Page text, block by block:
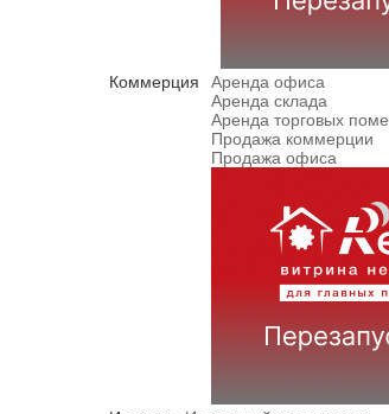
Коммерция
Аренда офиса
Аренда склада
Аренда торговых
Продажа коммерции
Продажа офиса